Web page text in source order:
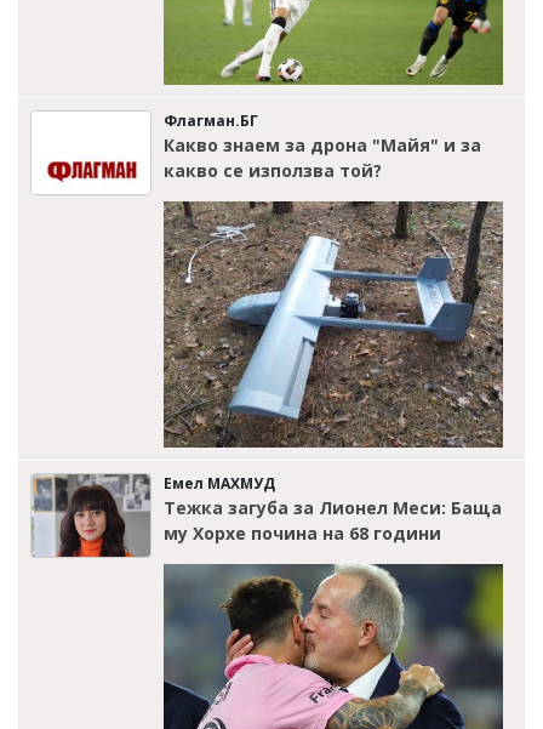
Флагман.БГ
Какво знаем за дрона "Майя" и за
какво се използва той?
Емел МАХМУД
Тежка загуба за Лионел Меси: Баща
му Хорхе почина на 68 години